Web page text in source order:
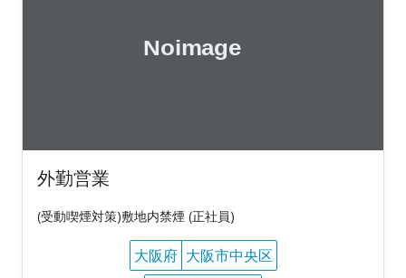
外勤営業
(受動喫煙対策)敷地内禁煙 (正社員)
大阪府 大阪市中央区